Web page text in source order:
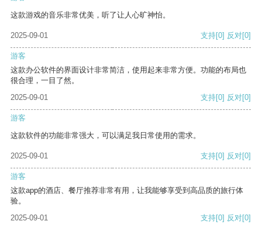
这款游戏的音乐非常优美，听了让人心旷神怡。
2025-09-01 支持[0] 反对[0]
游客
这款办公软件的界面设计非常简洁，使用起来非常方便。功能的布局也
很合理，一目了然。
2025-09-01
支持[0] 反对[0]
游客
这款软件的功能非常强大，可以满足我日常使用的需求。
2025-09-01 支持[0] 反对[0]
游客
这款app的酒店、餐厅推荐非常有用，让我能够享受到高品质的旅行体
验。
2025-09-01
支持[0] 反对[0]